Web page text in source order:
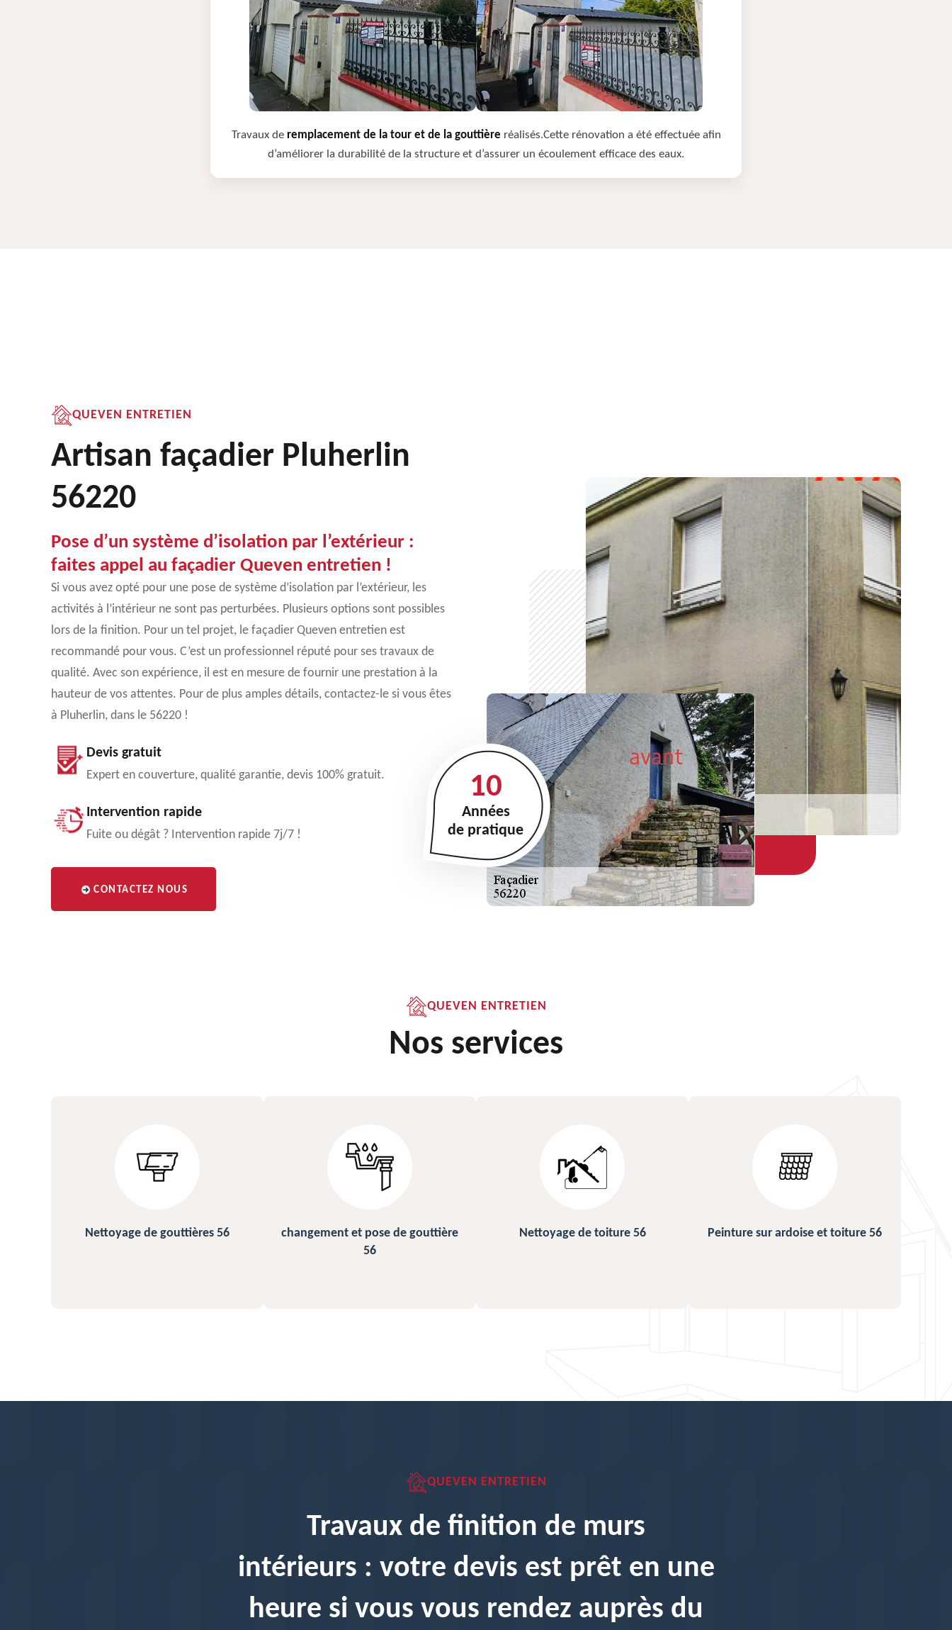
Travaux de remplacement de la tour et de la gouttière réalisés.Cette rénovation a été effectuée afin
d’améliorer la durabilité de la structure et d’assurer un écoulement efficace des eaux.
QUEVEN ENTRETIEN
Artisan façadier Pluherlin
56220
Pose d’un système d’isolation par l’extérieur :
faites appel au façadier Queven entretien !
Si vous avez opté pour une pose de système d’isolation par l’extérieur, les
activités à l’intérieur ne sont pas perturbées. Plusieurs options sont possibles
lors de la finition. Pour un tel projet, le façadier Queven entretien est
recommandé pour vous. C’est un professionnel réputé pour ses travaux de
qualité. Avec son expérience, il est en mesure de fournir une prestation à la
hauteur de vos attentes. Pour de plus amples détails, contactez-le si vous êtes
à Pluherlin, dans le 56220 !
Devis gratuit
Expert en couverture, qualité garantie, devis 100% gratuit.
Intervention rapide
Fuite ou dégât ? Intervention rapide 7j/7 !
CONTACTEZ NOUS
10
Années
de pratique
QUEVEN ENTRETIEN
Nos services
changement et pose de gouttière
Nettoyage de toiture 56 Peinture sur ardoise et toiture 56 Urgence fuite de toiture 56
QUEVEN ENTRETIEN
Travaux de finition de murs
intérieurs : votre devis est prêt en une
heure si vous vous rendez auprès du